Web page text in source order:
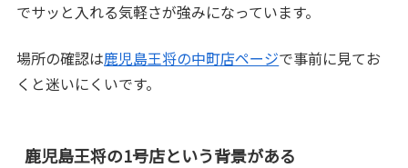
でサッと入れる気軽さが強みになっています。
場所の確認は鹿児島王将の中町店ページで事前に見てお
くと迷いにくいです。
鹿児島王将の1号店という背景がある